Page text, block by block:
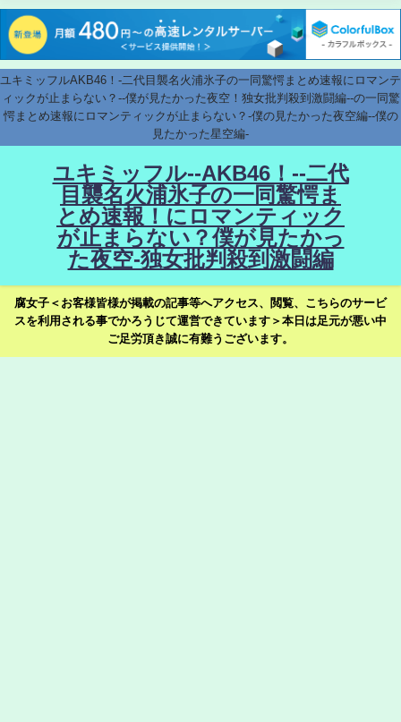
ユキミッフルAKB46！-二代目襲名火浦氷子の一同驚愕まとめ速報にロマンテ
ィックが止まらない？--僕が見たかった夜空！独女批判殺到激闘編--の一同驚
愕まとめ速報にロマンティックが止まらない？-僕の見たかった夜空編--僕の
見たかった星空編-
ユキミッフル--AKB46！--二代
目襲名火浦氷子の一同驚愕ま
とめ速報！にロマンティック
が止まらない？僕が見たかっ
た夜空-独女批判殺到激闘編
腐女子＜お客様皆様が掲載の記事等へアクセス、閲覧、こちらのサービ
スを利用される事でかろうじて運営できています＞本日は足元が悪い中
ご足労頂き誠に有難うございます。